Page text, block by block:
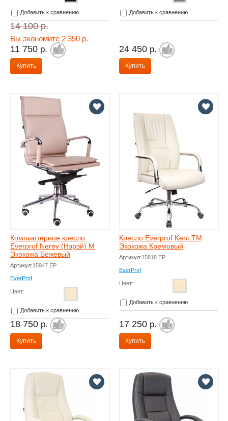
Добавить к сравнению
14 100р.
Вы экономите 2 350 р.
11 750 р.
Купить
Добавить к сравнению
24 450 р.
Купить
Компьютерное кресло
Everprof Nerey (Нэрэй) M
Экокожа Бежевый
Артикул:15947 EP
EverProf
Цвет:
Добавить к сравнению
18 750 р.
Купить
Кресло Everprof Kent TM
Экокожа Кремовый
Артикул:15818 EP
EverProf
Цвет:
Добавить к сравнению
17 250 р.
Купить